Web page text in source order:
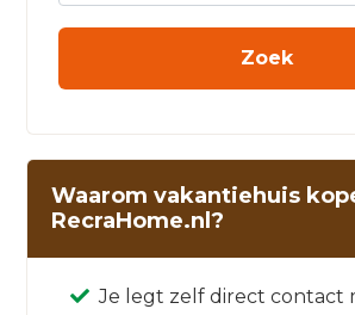
Waarom vakantiehuis
RecraHome.nl?
Je legt zelf direct contact